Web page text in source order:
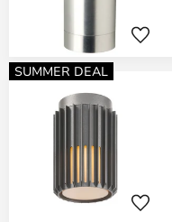
SUMMER DEAL